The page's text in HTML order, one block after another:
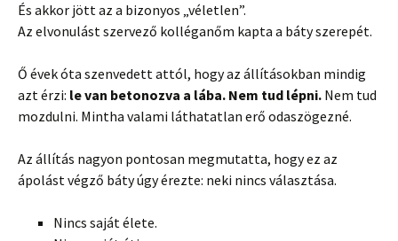
És akkor jött az a bizonyos „véletlen”.
Az elvonulást szervező kolléganőm kapta a báty szerepét.
Ő évek óta szenvedett attól, hogy az állításokban mindig
azt érzi: le van betonozva a lába. Nem tud lépni. Nem tud
mozdulni. Mintha valami láthatatlan erő odaszögezné.
Az állítás nagyon pontosan megmutatta, hogy ez az
ápolást végző báty úgy érezte: neki nincs választása.
Nincs saját élete.